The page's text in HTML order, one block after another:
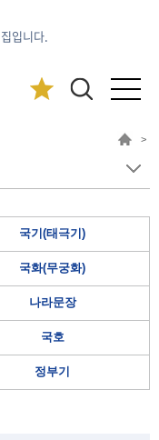
입니다.
>
국기(태극기)
국화(무궁화)
나라문장
국호
정부기